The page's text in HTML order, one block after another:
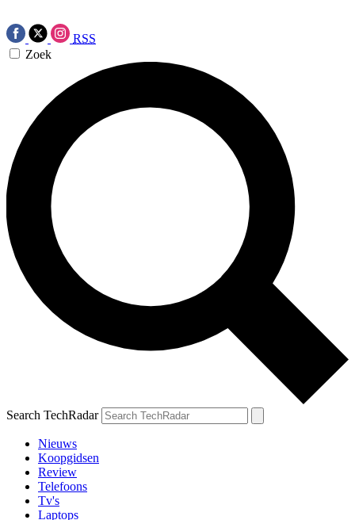
RSS
Zoek
Search TechRadar
Nieuws
Koopgidsen
Review
Telefoons
Tv's
Laptops